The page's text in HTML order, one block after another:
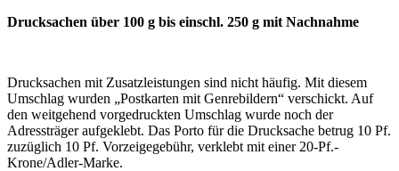
Drucksachen über 100 g bis einschl. 250 g mit Nachnahme
Drucksachen mit Zusatzleistungen sind nicht häufig. Mit diesem
Umschlag wurden „Postkarten mit Genrebildern“ verschickt. Auf
den weitgehend vorgedruckten Umschlag wurde noch der
Adressträger aufgeklebt. Das Porto für die Drucksache betrug 10 Pf.
zuzüglich 10 Pf. Vorzeigegebühr, verklebt mit einer 20-Pf.-
Krone/Adler-Marke.